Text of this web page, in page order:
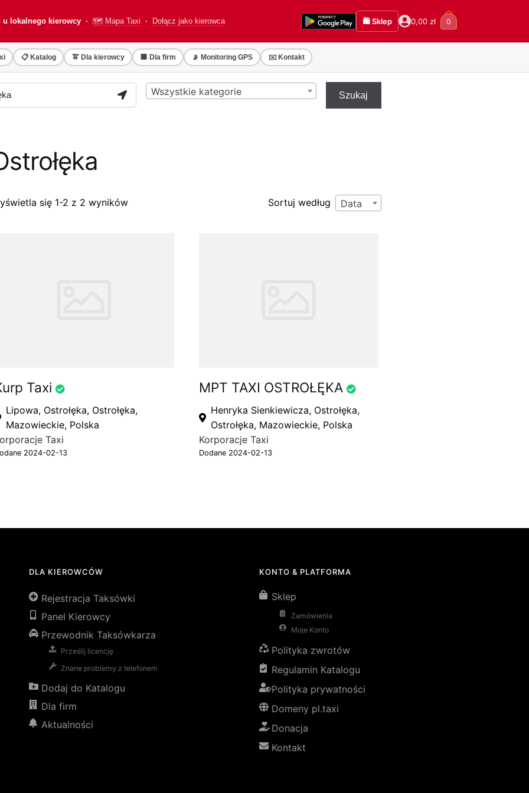
u lokalnego kierowcy · 🗺️ Mapa Taxi · Dołącz jako kierowca 🛍️ Sklep 0,00 zł 0
📋 Katalog 🚖 Dla kierowcy 🏢 Dla firm 📡 Monitoring GPS ✉️ Kontakt
Wszystkie kategorie Szukaj
się 1-2 z 2 wyników Sortuj według Data
Taxi
Lipowa, Ostrołęka, Ostrołęka,
Mazowieckie, Polska
Taxi
2024-02-13
MPT TAXI OSTROŁĘKA
Henryka Sienkiewicza, Ostrołęka,
Ostrołęka, Mazowieckie, Polska
Korporacje Taxi
Dodane 2024-02-13
DLA KIEROWCÓW
Rejestracja Taksówki
Panel Kierowcy
Przewodnik Taksówkarza
Prześlij licencję
Znane problemy z telefonem
Dodaj do Katalogu
Dla firm
Aktualności
KONTO & PLATFORMA
Sklep
Zamówienia
Moje Konto
Polityka zwrotów
Regulamin Katalogu
Polityka prywatności
Domeny pl.taxi
Donacja
Kontakt